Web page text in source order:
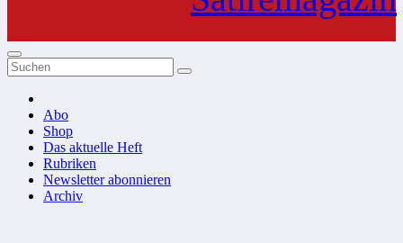
Abo
Shop
Das aktuelle Heft
Rubriken
Newsletter abonnieren
Archiv